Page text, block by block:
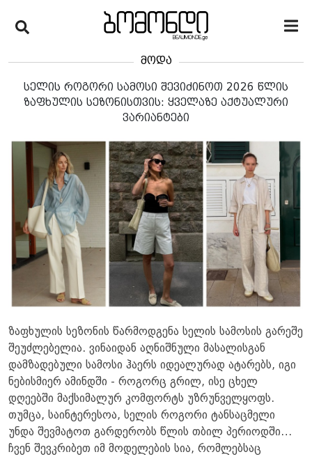
მოდა
სელის როგორი სამოსი შევიძინოთ 2026 წლის
ზაფხულის სეზონისთვის: ყველაზე აქტუალური
ვარიანტები
ზაფხულის სეზონის წარმოდგენა სელის სამოსის გარეშე
შეუძლებელია. ვინაიდან აღნიშნული მასალისგან
დამზადებული სამოსი ჰაერს იდეალურად ატარებს, იგი
ნებისმიერ ამინდში - როგორც გრილ, ისე ცხელ
დღეებში მაქსიმალურ კომფორტს უზრუნველყოფს.
თუმცა, საინტერესოა, სელის როგორი ტანსაცმელი
უნდა შევმატოთ გარდერობს წლის თბილ პერიოდში…
ჩვენ შევკრიბეთ იმ მოდელების სია, რომლებსაც